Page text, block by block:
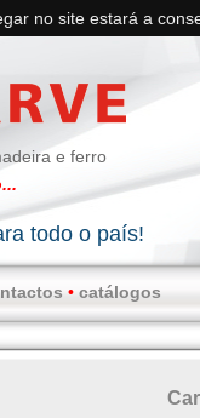
no site estará a
e ferro
todo o país!
• catálogos